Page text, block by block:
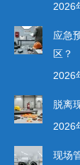
2026
应急
区？
2026
脱离
2026
现场